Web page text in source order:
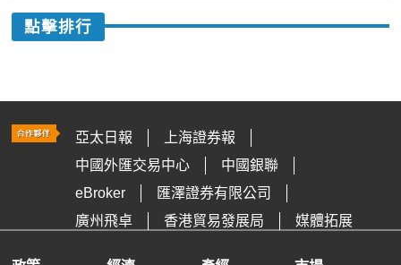
點擊排行
亞太日報
上海證券報
中國外匯交易中心
中國銀聯
eBroker
匯澤證券有限公司
廣州飛卓
香港貿易發展局 媒體拓展